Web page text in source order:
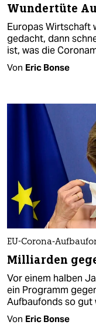
Wundertüte
Europas Wirtschaft
gedacht, dann
ist, was die
Von Eric Bonse
EU-Corona-
Milliarden
Vor einem halben
ein Programm
Aufbaufonds so gut
Von Eric Bonse